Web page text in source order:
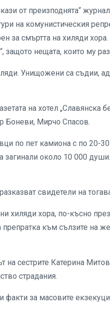
от преизподнята“
на комунистическия
за смъртта на хиляди хора.
нещата, които му
Унищожени са съдии,
на хотел „Славянска
Боневи, Мирчо Спасов.
по пет камиона с по 20-
около 10 000
свидетели на
хиляди хора, по-късно
към сълзите на
на сестрите Катерина
страдания.
факти за масовите